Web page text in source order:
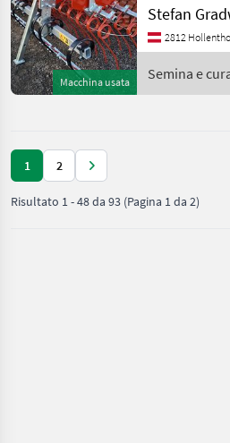
Macchina usata
Schwerstriegel
Dreipunktturm
Stefan
2812
Semina e
Güttler
1 2
Risultato 1-48da 93 (Pagina 1 da 2)